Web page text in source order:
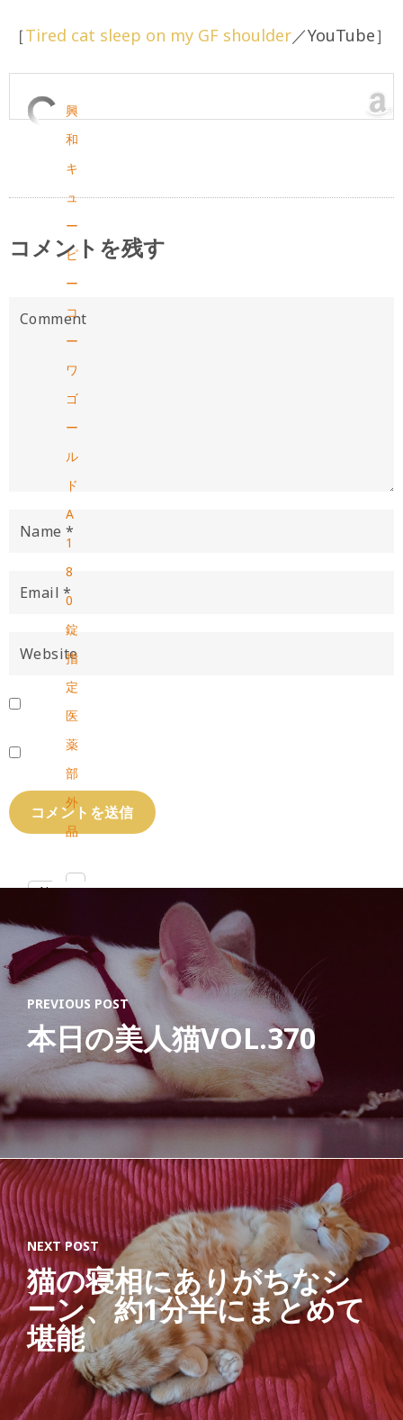
［Tired cat sleep on my GF shoulder／YouTube］
興
和
キ
ュ
ー
ピ
ー
コ
ー
ワ
ゴ
ー
ル
ド
A
1
8
0
錠
指
定
医
薬
部
外
品
Ab
Lat
est
Post
猫
ジ
ャ
ー
ナ
リ
ス
ト
「
す
べ
て
の
猫
と
、
猫
コメントを残す
PREVIOUS POST
本日の美人猫VOL.370
NEXT POST
猫の寝相にありがちなシ
ーン、約1分半にまとめて
堪能